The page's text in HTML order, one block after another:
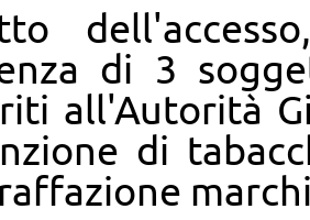
di 3
all'Autorità
di